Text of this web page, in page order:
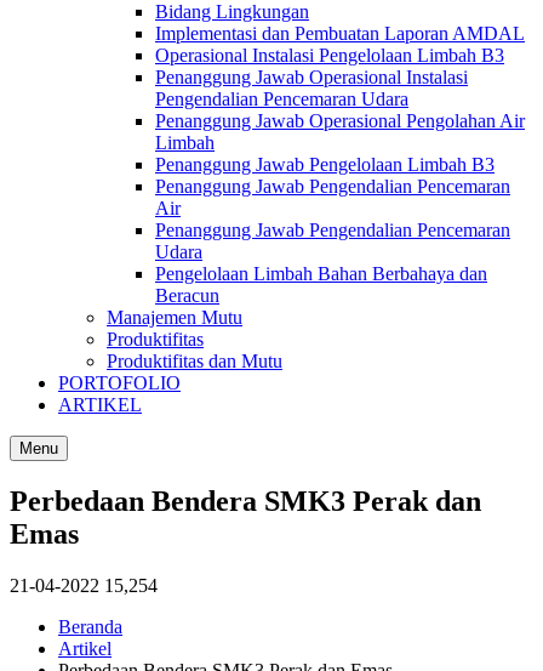
Bidang Lingkungan
Implementasi dan Pembuatan Laporan AMDAL
Operasional Instalasi Pengelolaan Limbah B3
Penanggung Jawab Operasional Instalasi
Pengendalian Pencemaran Udara
Penanggung Jawab Operasional Pengolahan Air
Limbah
Penanggung Jawab Pengelolaan Limbah B3
Penanggung Jawab Pengendalian Pencemaran
Air
Penanggung Jawab Pengendalian Pencemaran
Udara
Pengelolaan Limbah Bahan Berbahaya dan
Beracun
Manajemen Mutu
Produktifitas
Produktifitas dan Mutu
PORTOFOLIO
ARTIKEL
Menu
Perbedaan Bendera SMK3 Perak dan
Emas
21-04-2022 15,254
Beranda
Artikel